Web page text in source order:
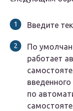
Введите
По
работает
по